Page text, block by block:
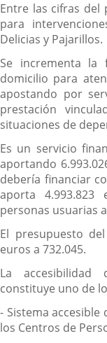
Entre las cifras del
para
Delicias y Pajarillos.
Se incrementa la
domicilio para
apostando por
prestación
situaciones de
Es un servicio
aportando
debería financiar
aporta 4.993.823
personas usuarias
El presupuesto
euros a 732.045.
La accesibilidad
constituye uno de
- Sistema
los Centros de